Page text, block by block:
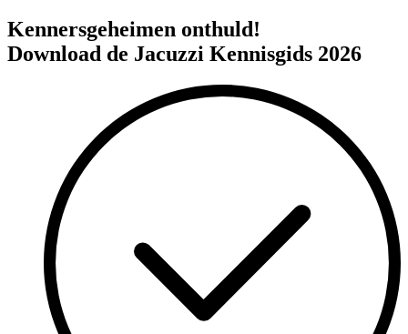
Kennersgeheimen onthuld!
Download de Jacuzzi Kennisgids 2026